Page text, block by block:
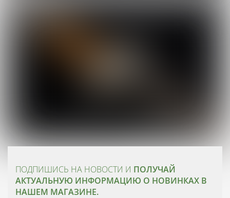
ПОДПИШИСЬ НА НОВОСТИ И ПОЛУЧАЙ
АКТУАЛЬНУЮ ИНФОРМАЦИЮ О НОВИНКАХ В
НАШЕМ МАГАЗИНЕ.